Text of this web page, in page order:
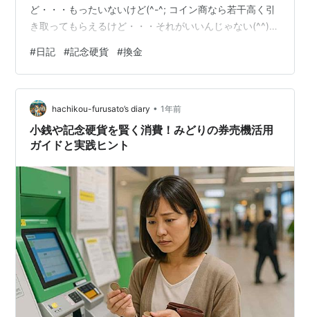
ど・・・もったいないけど(^-^; コイン商なら若干高く引
き取ってもらえるけど・・・それがいいんじゃない(^^)v
☆ 銀行なら交換してくれる・・・と思ったけれども 梅ち
ゃんの怒り交じりの言葉を聞いて探したら、確かに 現金
で交換はできず、口座への入金のみ対応。 でした。 しか
も最近有料化した硬貨での入金と同様に、手数料がかか
る銀行もありました。 窓口で記念硬貨を販売するとき
は…
#日記 #記念硬貨 #換金
hachikou-furusato’s diary • 1年前
小銭や記念硬貨を賢く消費！みどりの券売機活用
ガイドと実践ヒント